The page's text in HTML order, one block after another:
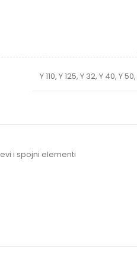
Y 110, Y 125, Y 32, Y 40, Y 50,
i spojni elementi